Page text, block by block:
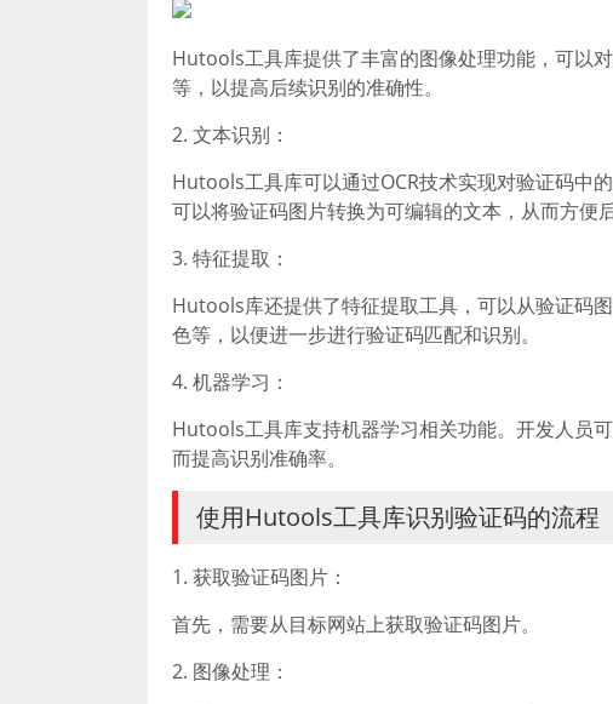
Hutools工具库提供了丰富的图像处理功能，可以
等，以提高后续识别的准确性。
2. 文本识别：
Hutools工具库可以通过OCR技术实现对验证码中
可以将验证码图片转换为可编辑的文本，从而方便
3. 特征提取：
Hutools库还提供了特征提取工具，可以从验证码
色等，以便进一步进行验证码匹配和识别。
4. 机器学习：
Hutools工具库支持机器学习相关功能。开发人员
而提高识别准确率。
使用Hutools工具库识别验证码的流程
1. 获取验证码图片：
首先，需要从目标网站上获取验证码图片。
2. 图像处理：